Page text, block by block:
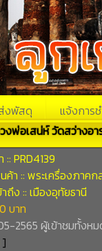
งพัสดุ แจ้งการช
งพ่อเสน่ห์ วัดสว่างอ
PRD4139
ค้า :: พระเครื่องภาคก
ถึง :: เมืองอุทัยธานี
บาท
2565 ผู้เข้าชมทั้งห
]